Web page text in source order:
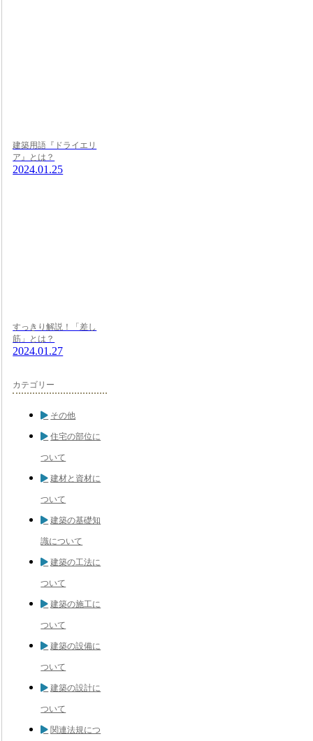
建築用語『ドライエリ
ア』とは？
2024.01.25
すっきり解説！「差し
筋」とは？
2024.01.27
カテゴリー
その他
住宅の部位に
ついて
建材と資材に
ついて
建築の基礎知
識について
建築の工法に
ついて
建築の施工に
ついて
建築の設備に
ついて
建築の設計に
ついて
関連法規につ